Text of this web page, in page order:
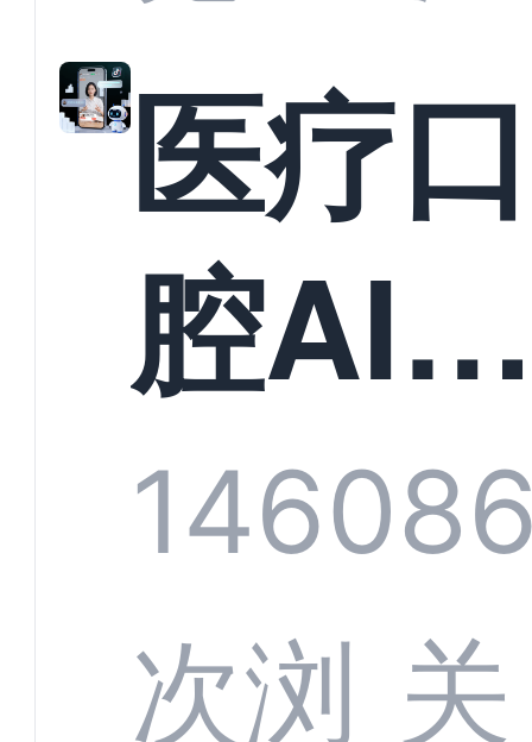
准？
教育机
构实现
规模化
增长与
医疗口
腔AI
服系统
全渠道
1460
次浏 关